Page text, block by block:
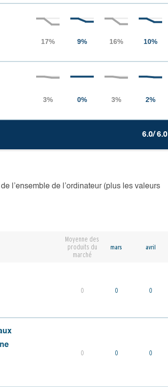
6.0/ 6.0
l’ensemble de l’ordinateur (plus les valeurs
Moyenne des
produits du
marché
mars avril
0 0 0
0 0 0